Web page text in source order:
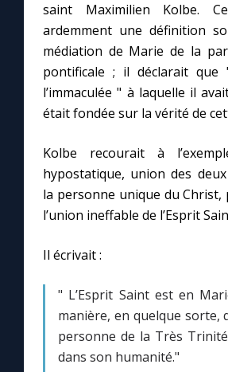
Me consacrer à Jésus par Marie
Mes intentions de prière
Une neuvaine
1000 Raisons de Croire
Chapelet pour le monde
Contact
saint Maximilien Kolbe.
ardemment une définition
médiation de Marie de la
pontificale ; il déclarait que
l’immaculée " à laquelle il
était fondée sur la vérité de
Kolbe recourait à
hypostatique, union des
la personne unique du
l’union ineffable de l’Esprit
Il écrivait :
" L’Esprit Saint est en
manière, en quelque sorte,
personne de la Très
dans son humanité."